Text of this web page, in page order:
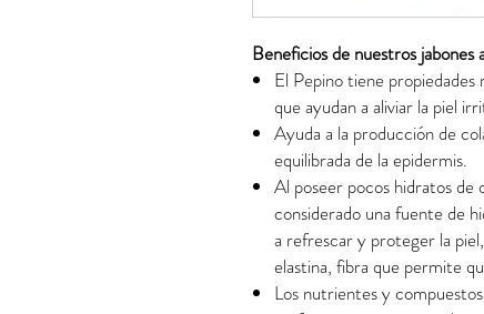
Beneficios de nuestros jabones
El Pepino tiene
que ayudan a aliviar la piel
Ayuda a la producción de
equilibrada de la epidermis.
Al poseer pocos hidratos de
considerado una fuente de
a refrescar y proteger la
elastina, fibra que permite
Los nutrientes y